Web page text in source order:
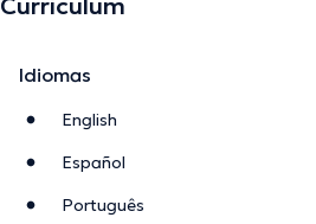
Idiomas
English
Español
Português